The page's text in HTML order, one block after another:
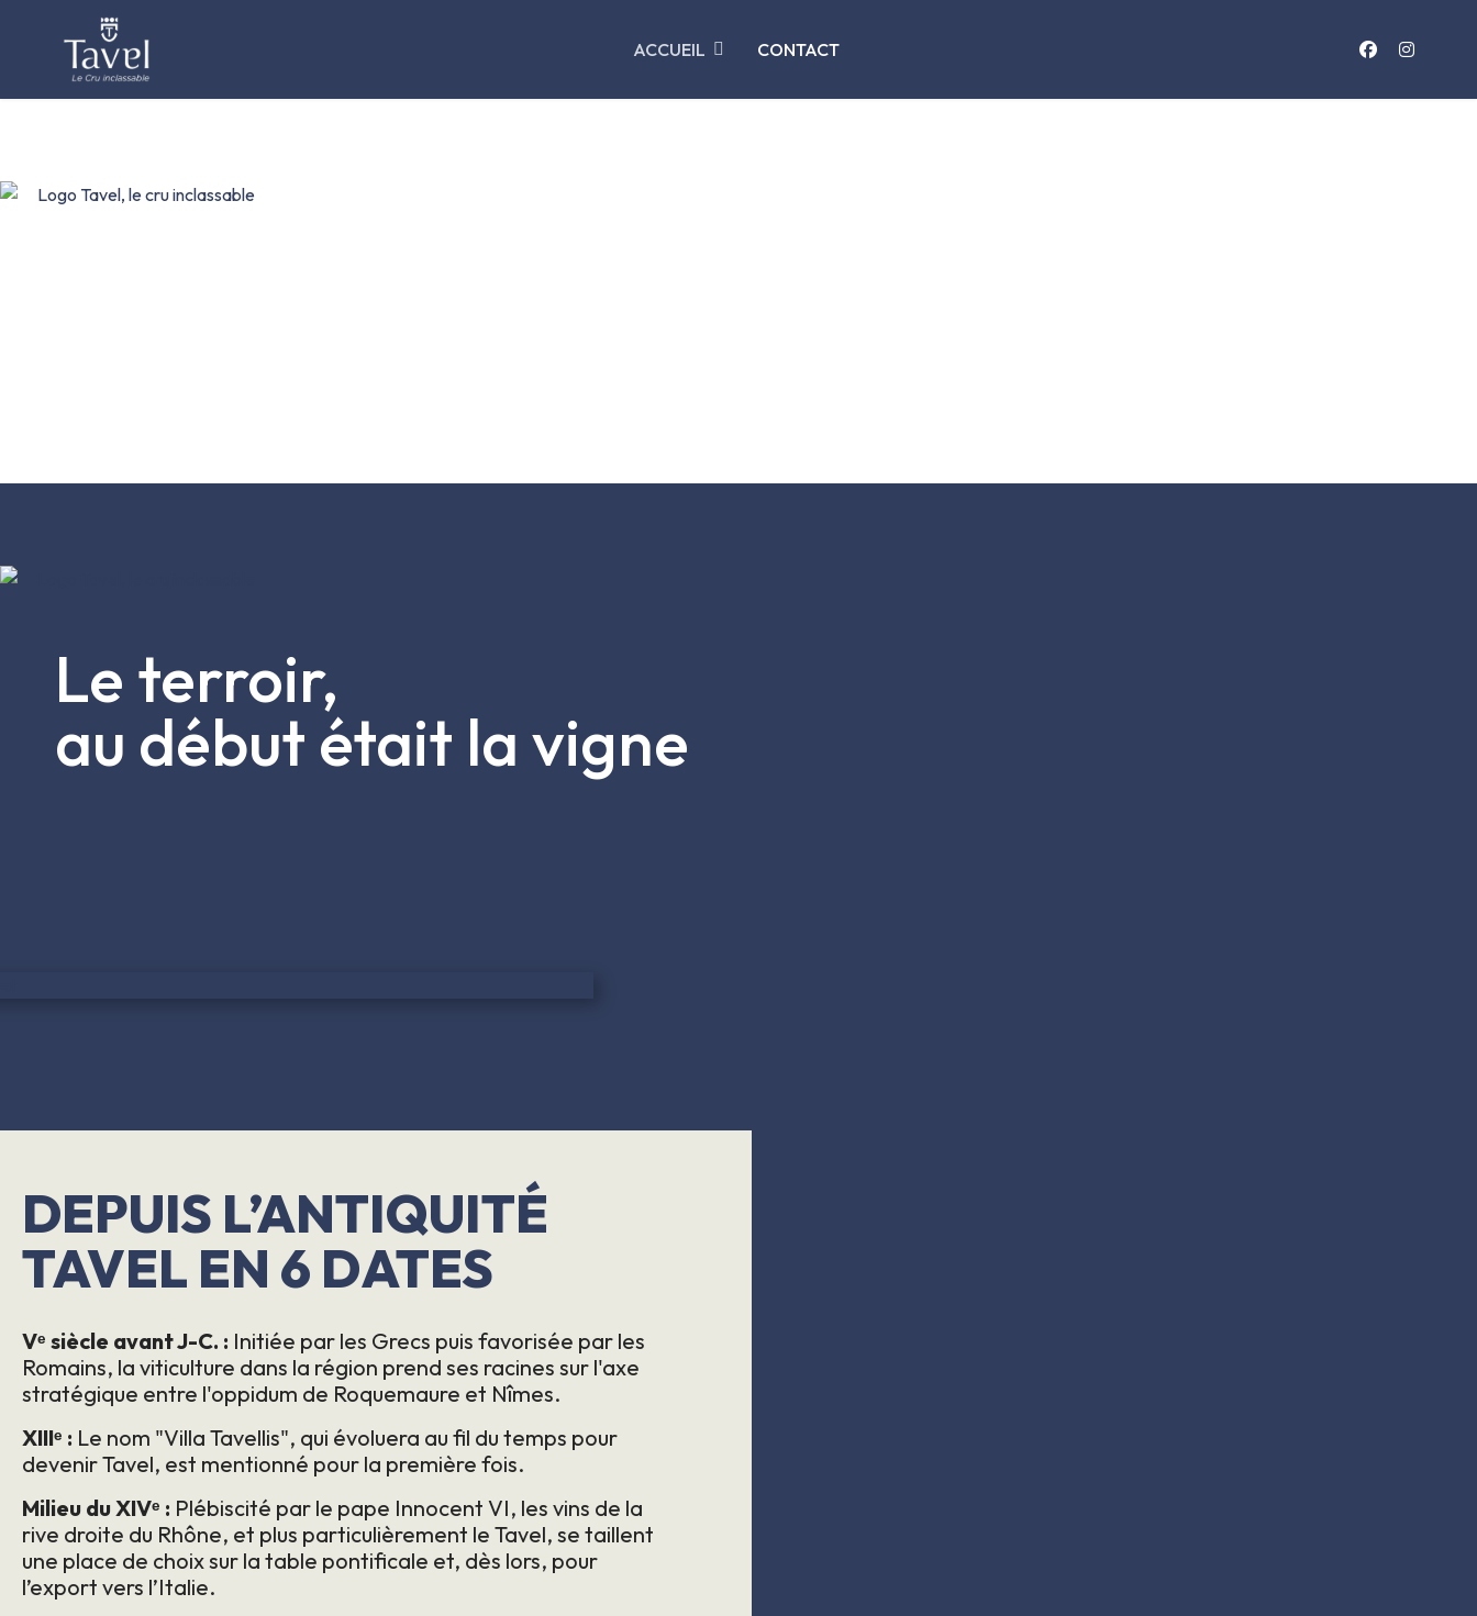
ACCUEIL CONTACT
Le terroir,
au début était la vigne
DEPUIS L’ANTIQUITÉ
TAVEL EN 6 DATES
Vᵉ siècle avant J-C. : Initiée par les Grecs puis favorisée par les
Romains, la viticulture dans la région prend ses racines sur l'axe
stratégique entre l'oppidum de Roquemaure et Nîmes.
XIIIᵉ : Le nom "Villa Tavellis", qui évoluera au fil du temps pour
devenir Tavel, est mentionné pour la première fois.
Milieu du XIVᵉ : Plébiscité par le pape Innocent VI, les vins de la
rive droite du Rhône, et plus particulièrement le Tavel, se taillent
une place de choix sur la table pontificale et, dès lors, pour
l’export vers l’Italie.